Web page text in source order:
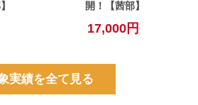
開！【茜部】
17,000円
実績を全て見る